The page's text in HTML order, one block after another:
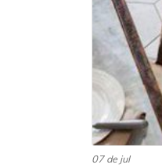
07 de jul